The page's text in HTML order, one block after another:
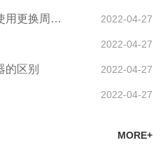
2022-04-27
江苏初中高效空气过滤器的使用更换周期多久?
2022-04-27
2022-04-27
的区别
2022-04-27
MORE+